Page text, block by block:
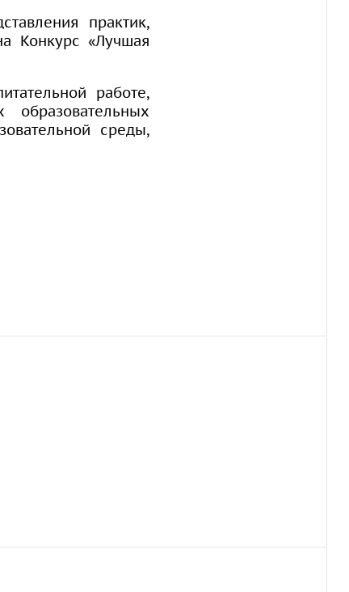
практик,
Конкурс «Лучшая
работе,
среды,